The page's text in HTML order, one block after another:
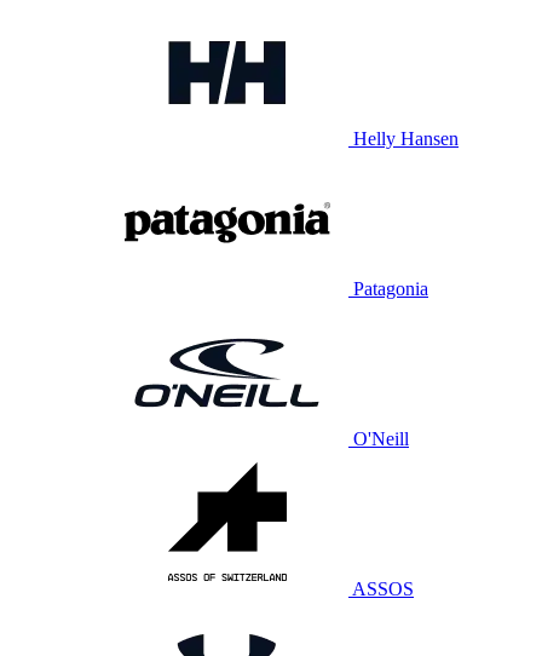
Helly Hansen
Patagonia
O'Neill
ASSOS